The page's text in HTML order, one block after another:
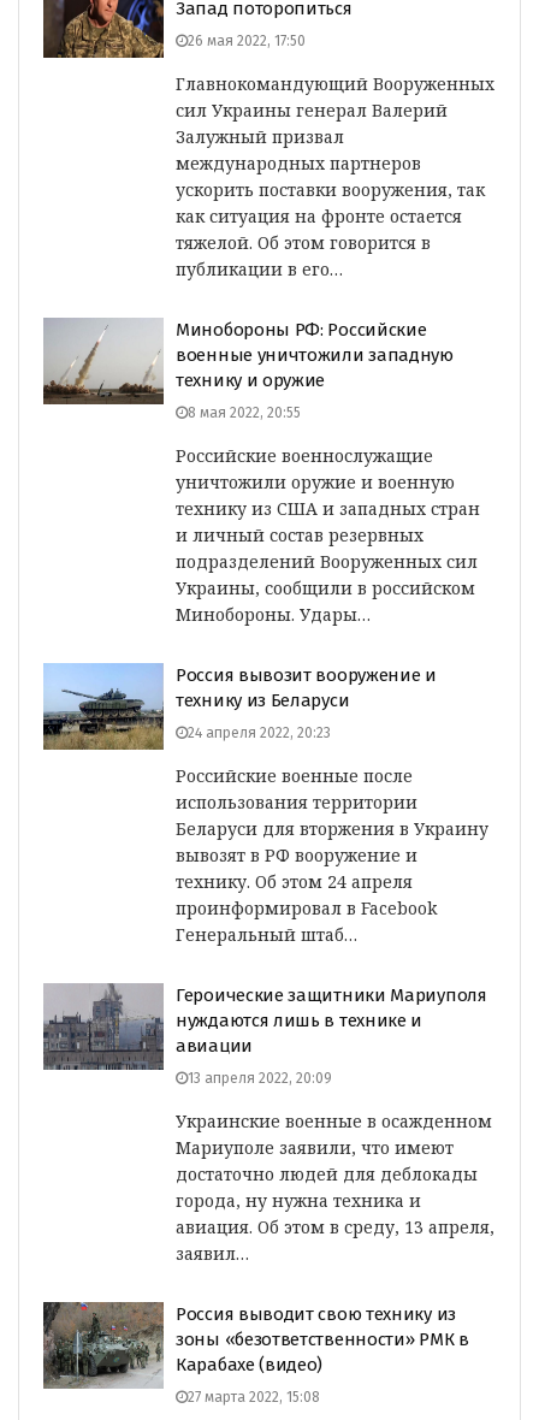
Запад поторопиться
26 мая 2022, 17:50
Главнокомандующий Вооруженных
сил Украины генерал Валерий
Залужный призвал
международных партнеров
ускорить поставки вооружения, так
как ситуация на фронте остается
тяжелой. Об этом говорится в
публикации в его…
Минобороны РФ: Российские
военные уничтожили западную
технику и оружие
8 мая 2022, 20:55
Российские военнослужащие
уничтожили оружие и военную
технику из США и западных стран
и личный состав резервных
подразделений Вооруженных сил
Украины, сообщили в российском
Минобороны. Удары…
Россия вывозит вооружение и
технику из Беларуси
24 апреля 2022, 20:23
Российские военные после
использования территории
Беларуси для вторжения в Украину
вывозят в РФ вооружение и
технику. Об этом 24 апреля
проинформировал в Facebook
Генеральный штаб…
Героические защитники Мариуполя
нуждаются лишь в технике и
авиации
13 апреля 2022, 20:09
Украинские военные в осажденном
Мариуполе заявили, что имеют
достаточно людей для деблокады
города, ну нужна техника и
авиация. Об этом в среду, 13 апреля,
заявил…
Россия выводит свою технику из
зоны «безответственности» РМК в
Карабахе (видео)
27 марта 2022, 15:08